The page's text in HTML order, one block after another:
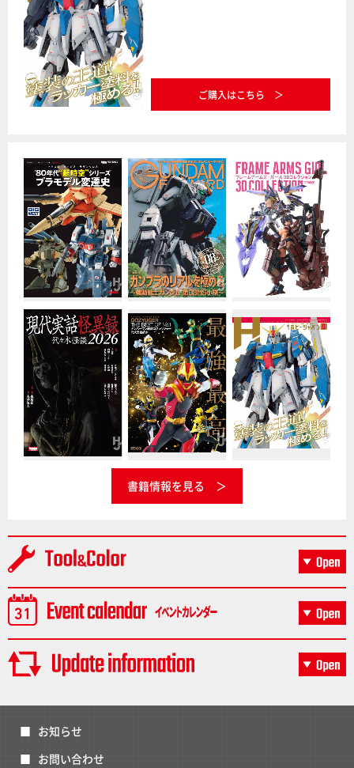
ご購入はこちら
書籍情報を見る
お知らせ
お問い合わせ